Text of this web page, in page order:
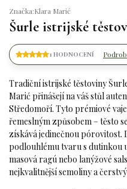
Značka:Klara Marić
Šurle istrijské
1 HODNOCENÍ
Tradiční istrijské těstoviny
Marić přinášejí na váš stůl
Středomoří. Tyto prémiové
řemeslným způsobem – těsto
získává jedinečnou pórovitost.
podlouhlému tvaru s dutinkou
masová ragú nebo lanýžové
nejkvalitnější semoliny a